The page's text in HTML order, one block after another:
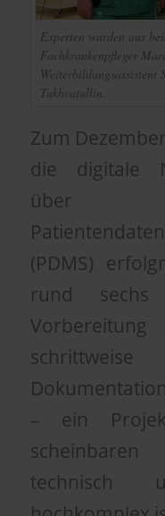
Experten wurden aus
Fachkrankenpfleger
Tukhvatullin.
Zum
die digitale
(PDMS)
rund sechs
– ein
scheinbaren
technisch